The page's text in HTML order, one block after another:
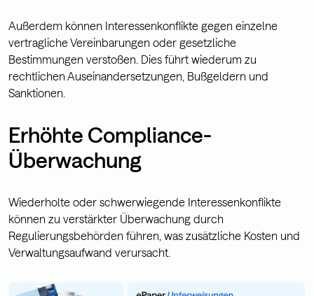
Außerdem können Interessenkonflikte gegen einzelne
vertragliche Vereinbarungen oder gesetzliche
Bestimmungen verstoßen. Dies führt wiederum zu
rechtlichen Auseinandersetzungen, Bußgeldern und
Sanktionen.
Erhöhte Compliance-
Überwachung
Wiederholte oder schwerwiegende Interessenkonflikte
können zu verstärkter Überwachung durch
Regulierungsbehörden führen, was zusätzliche Kosten und
Verwaltungsaufwand verursacht.